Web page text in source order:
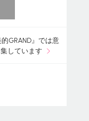
GRAND』では意
しています